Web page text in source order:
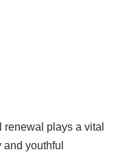
plays a vital
youthful